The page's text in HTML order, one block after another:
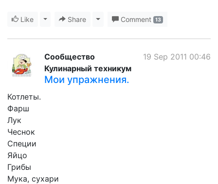
Like Toggle Dropdown
Share Toggle Dropdown
Comment 13
19 Sep 2011 00:46
Сообщество
Кулинарный техникум
Мои упражнения.
Котлеты.
Фарш
Лук
Чеснок
Специи
Яйцо
Грибы
Мука, сухари